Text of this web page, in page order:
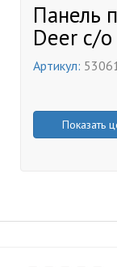
Панель
Deer с/
Артикул:
Показать